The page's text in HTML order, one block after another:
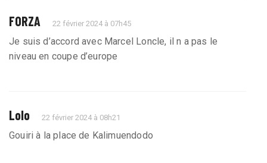
FORZA 22 février 2024 à 07h45
Je suis d’accord avec Marcel Loncle, il n a pas le
niveau en coupe d’europe
Lolo 22 février 2024 à 08h21
Gouiri à la place de Kalimuendodo